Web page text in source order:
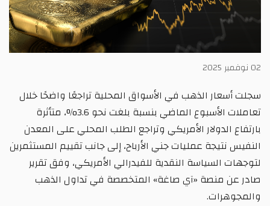
02 نوفمبر 2025
سجلت أسعار الذهب في الأسواق المحلية تراجعًا واضحًا خلال
تعاملات الأسبوع الماضي بنسبة بلغت نحو 3.6%، متأثرة
بارتفاع الدولار الأمريكي وتراجع الطلب المحلي على المعدن
النفيس نتيجة عمليات جني الأرباح، إلى جانب تقييم المستثمرين
لتوجهات السياسة النقدية للفيدرالي الأمريكي، وفق تقرير
صادر عن منصة «آي صاغة» المتخصصة في تداول الذهب
والمجوهرات.